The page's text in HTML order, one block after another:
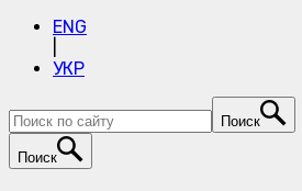
ENG
УКР
Поиск
Поиск